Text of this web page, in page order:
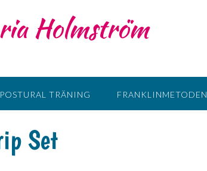
Holmström
POSTURAL TRÄNING FRANKLINMETODEN
Set